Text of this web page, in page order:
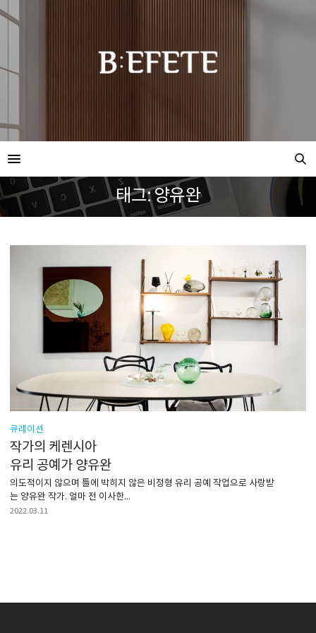
태그: 양유완
큐레이션
작가의 케렌시아
유리 공예가 양유완
의도적이지 않으며 틀에 박히지 않은 비정형 유리 공예 작업으로 사랑받
는 양유완 작가. 얼마 전 이사한...
2022.03.11